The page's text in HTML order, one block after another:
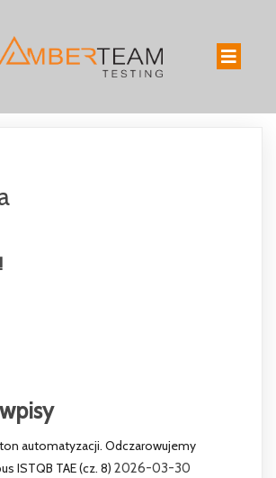
automatyzacji. Odczarowujemy
ISTQB TAE (cz. 8) 2026-03-30